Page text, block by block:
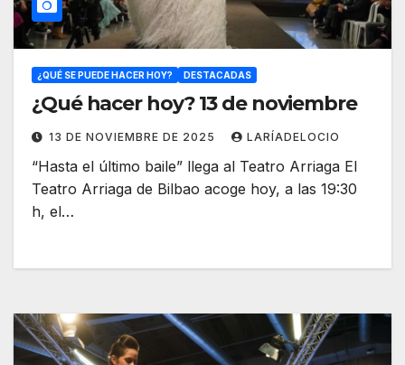
¿QUÉ SE PUEDE HACER HOY? DESTACADAS
¿Qué hacer hoy? 13 de noviembre
13 DE NOVIEMBRE DE 2025 LARÍADELOCIO
“Hasta el último baile” llega al Teatro Arriaga El
Teatro Arriaga de Bilbao acoge hoy, a las 19:30
h, el…